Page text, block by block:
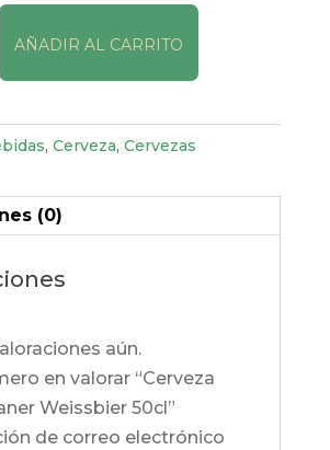
AÑADIR AL CARRITO
, Cerveza, Cervezas
(0)
aún.
en valorar “Cerveza
Weissbier 50cl”
de correo electrónico